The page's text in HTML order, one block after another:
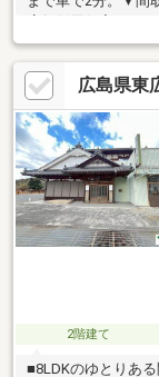
る）車椅子の方や
の広々LDKは、絵
ウがあり、高台か
▼設備内容インナー
ームエレベーター
ドキッチン、ホー
タンクレストイレ
広島県東
2階建て
■8LDKのゆとりあ